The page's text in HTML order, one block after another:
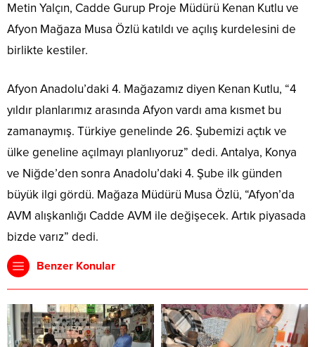
Metin Yalçın, Cadde Gurup Proje Müdürü Kenan Kutlu ve
Afyon Mağaza Musa Özlü katıldı ve açılış kurdelesini de
birlikte kestiler.
Afyon Anadolu’daki 4. Mağazamız diyen Kenan Kutlu, “4
yıldır planlarımız arasında Afyon vardı ama kısmet bu
zamanaymış. Türkiye genelinde 26. Şubemizi açtık ve
ülke geneline açılmayı planlıyoruz” dedi. Antalya, Konya
ve Niğde’den sonra Anadolu’daki 4. Şube ilk günden
büyük ilgi gördü. Mağaza Müdürü Musa Özlü, “Afyon’da
AVM alışkanlığı Cadde AVM ile değişecek. Artık piyasada
bizde varız” dedi.
Benzer Konular